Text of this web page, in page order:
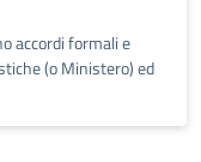
accordi formali e
(o Ministero) ed